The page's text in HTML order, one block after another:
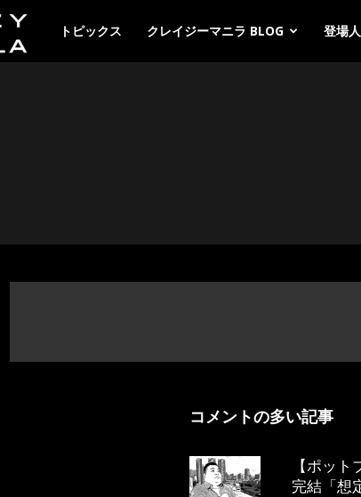
ー
トピックス クレイジーマニラ BLOG 登場
コメントの多い記事
【ポッ
完結「想